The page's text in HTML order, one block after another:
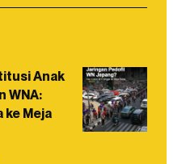
Anak
WNA:
ke Meja